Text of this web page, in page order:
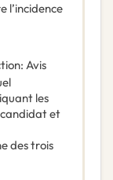
l’incidence
: Avis
les
et
des trois